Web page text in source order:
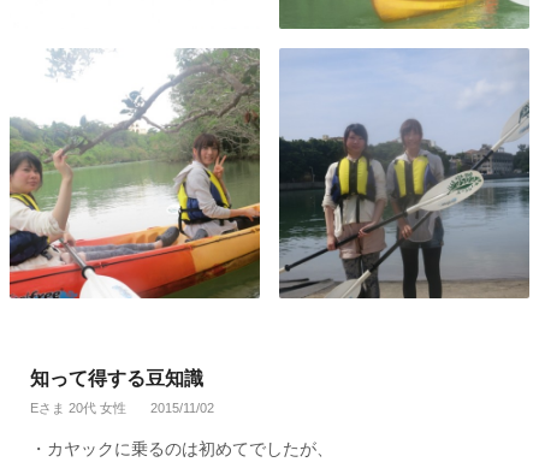
知って得する豆知識
Eさま 20代 女性 2015/11/02
・カヤックに乗るのは初めてでしたが、